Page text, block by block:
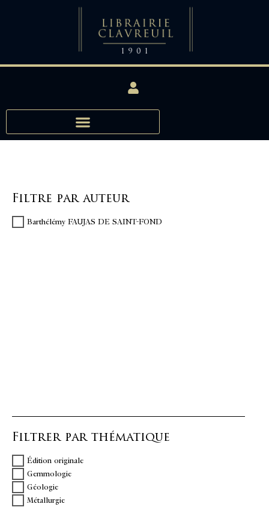
Filtre par auteur
Barthélémy FAUJAS DE SAINT-FOND
Filtrer par thématique
Édition originale
Gemmologie
Géologie
Métallurgie